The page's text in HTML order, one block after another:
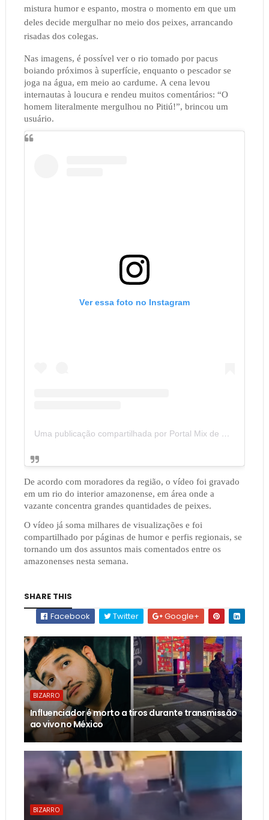
mistura humor e espanto, mostra o momento em que um
deles decide mergulhar no meio dos peixes, arrancando
risadas dos colegas.
Nas imagens, é possível ver o rio tomado por pacus
boiando próximos à superfície, enquanto o pescador se
joga na água, em meio ao cardume. A cena levou
internautas à loucura e rendeu muitos comentários: “O
homem literalmente mergulhou no Pitiú!”, brincou um
usuário.
Ver essa foto no Instagram
Uma publicação compartilhada por Portal Mix de Notícias (@portalmixdenoticias)
De acordo com moradores da região, o vídeo foi gravado
em um rio do interior amazonense, em área onde a
vazante concentra grandes quantidades de peixes.
O vídeo já soma milhares de visualizações e foi
compartilhado por páginas de humor e perfis regionais, se
tornando um dos assuntos mais comentados entre os
amazonenses nesta semana.
SHARE THIS
Facebook
Twitter Google+
BIZARRO
Influenciador é morto a tiros durante transmissão
ao vivo no México
BIZARRO